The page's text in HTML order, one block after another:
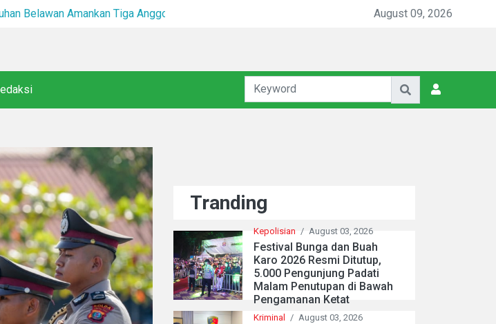
*Team Macan Polres Pelabuhan Belawan Amankan Tiga Anggota Geng Motor di Marelan Pasar 9* *Polsek Binjai Gandeng TNI dan Kepala Desa Grebek Sarang
August 09, 2026
Tranding
Kepolisian / August 03, 2026
Festival Bunga dan Buah
Karo 2026 Resmi Ditutup,
5.000 Pengunjung Padati
Malam Penutupan di Bawah
Pengamanan Ketat
Kriminal / August 03, 2026